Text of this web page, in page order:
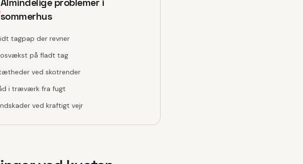
sommerhus
tagpap der revner
på fladt tag
ved skotrender
i træværk fra fugt
ved kraftigt vejr